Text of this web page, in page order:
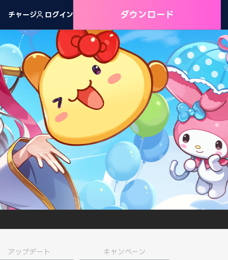
チャージ ログイン ダウンロード
アップデート キャンペーン